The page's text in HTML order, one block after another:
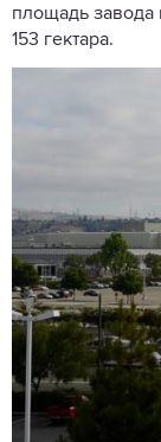
площадь завода
153 гектара.